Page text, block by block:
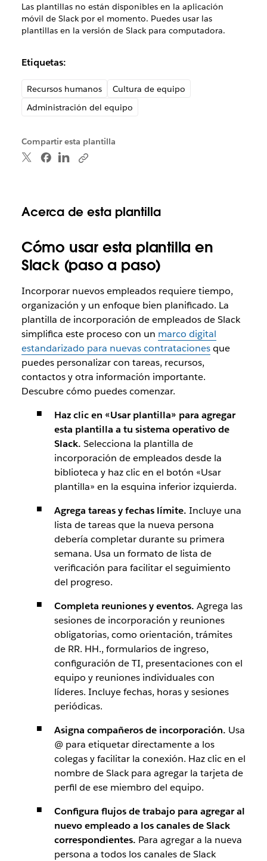
Las plantillas no están disponibles en la aplicación
móvil de Slack por el momento. Puedes usar las
plantillas en la versión de Slack para computadora.
Etiquetas:
Recursos humanos
Cultura de equipo
Administración del equipo
Compartir esta plantilla
Acerca de esta plantilla
Cómo usar esta plantilla en
Slack (paso a paso)
Incorporar nuevos empleados requiere tiempo,
organización y un enfoque bien planificado. La
plantilla de incorporación de empleados de Slack
simplifica este proceso con un marco digital
estandarizado para nuevas contratacionesque
puedes personalizar con tareas, recursos,
contactos y otra información importante.
Descubre cómo puedes comenzar.
Haz clic en «Usar plantilla» para agregar
esta plantilla a tu sistema operativo de
Slack. Selecciona la plantilla de
incorporación de empleados desde la
biblioteca y haz clic en el botón «Usar
plantilla» en la esquina inferior izquierda.
Agrega tareas y fechas límite. Incluye una
lista de tareas que la nueva persona
debería completar durante su primera
semana. Usa un formato de lista de
verificación para facilitar el seguimiento
del progreso.
Completa reuniones y eventos. Agrega las
sesiones de incorporación y reuniones
obligatorias, como orientación, trámites
de RR. HH., formularios de ingreso,
configuración de TI, presentaciones con el
equipo y reuniones individuales con
líderes. Incluye fechas, horas y sesiones
periódicas.
Asigna compañeros de incorporación. Usa
@ para etiquetar directamente a los
colegas y facilitar la conexión. Haz clic en el
nombre de Slack para agregar la tarjeta de
perfil de ese miembro del equipo.
Configura flujos de trabajo para agregar al
nuevo empleado a los canales de Slack
correspondientes. Para agregar a la nueva
persona a todos los canales de Slack